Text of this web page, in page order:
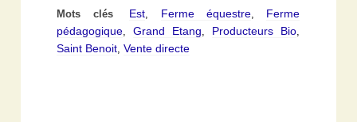
Mots clés
Est, Ferme équestre, Ferme
pédagogique,Grand Etang, Producteurs Bio,
Saint Benoit,Vente directe